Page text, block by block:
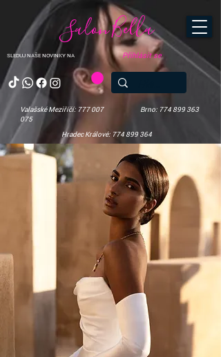
SLEDUJ NAŠE NOVINKY NA
Salon Bella
Valašské Meziříčí: 777 007
075
Brno: 774 899 363
Hradec Králové: 774 899 364
Přihlásit se